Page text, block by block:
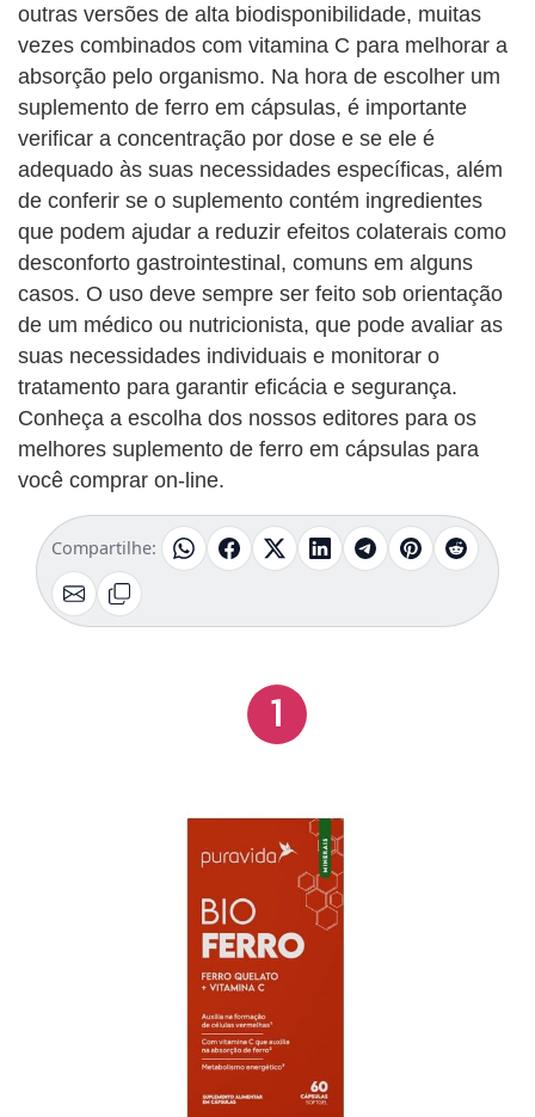
outras versões de alta biodisponibilidade, muitas
vezes combinados com vitamina C para melhorar a
absorção pelo organismo. Na hora de escolher um
suplemento de ferro em cápsulas, é importante
verificar a concentração por dose e se ele é
adequado às suas necessidades específicas, além
de conferir se o suplemento contém ingredientes
que podem ajudar a reduzir efeitos colaterais como
desconforto gastrointestinal, comuns em alguns
casos. O uso deve sempre ser feito sob orientação
de um médico ou nutricionista, que pode avaliar as
suas necessidades individuais e monitorar o
tratamento para garantir eficácia e segurança.
Conheça a escolha dos nossos editores para os
melhores suplemento de ferro em cápsulas para
você comprar on-line.
Compartilhe:
1